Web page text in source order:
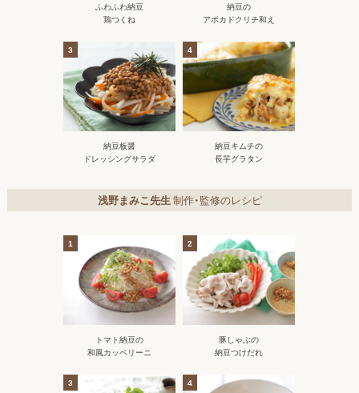
ふわふわ納豆
鶏つくね
納豆の
アボカドクリチ和え
3
納豆板醤
ドレッシングサラダ
4
納豆キムチの
長芋グラタン
浅野まみこ先生制作・監修のレシピ
1
トマト納豆の
和風カッペリーニ
2
豚しゃぶの
納豆つけだれ
3 4